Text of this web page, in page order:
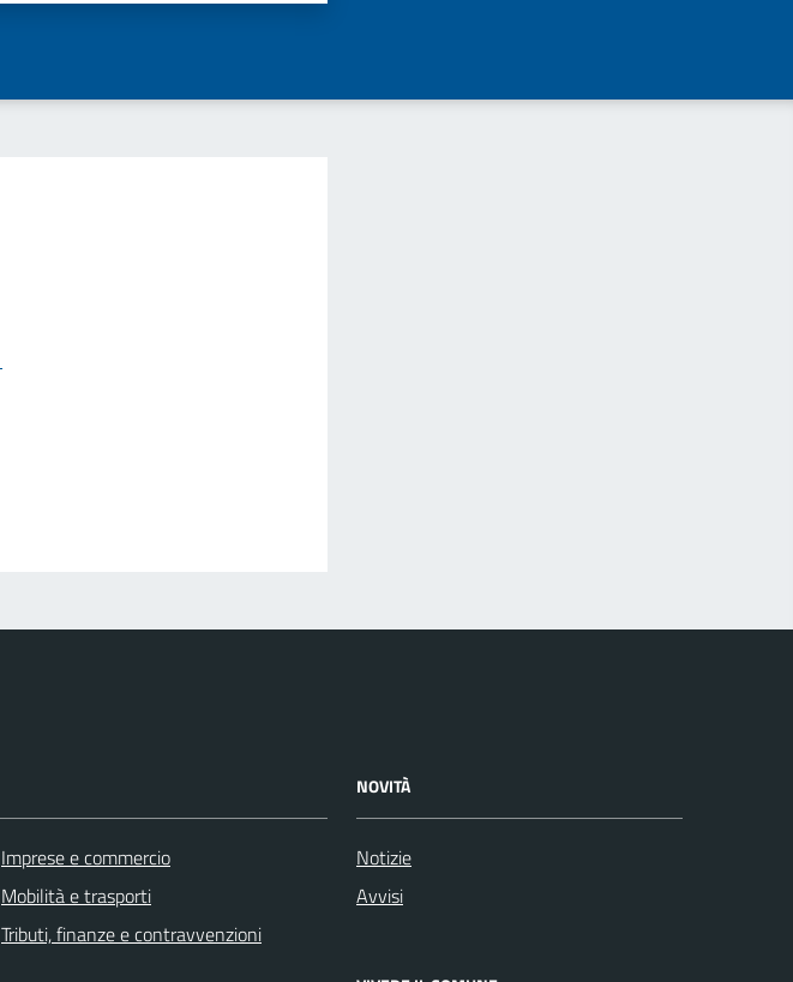
Imprese e commercio
Mobilità e trasporti
Tributi, finanze e contravvenzioni
NOVITÀ
Notizie
Avvisi